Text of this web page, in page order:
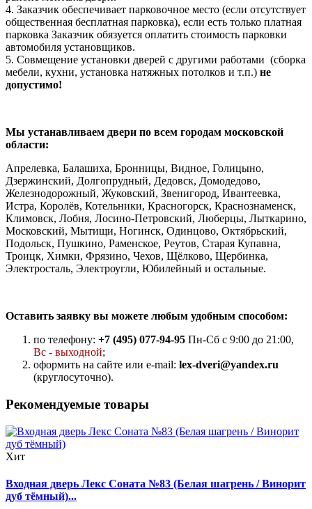
4. Заказчик обеспечивает парковочное место (если отсутствует
общественная бесплатная парковка), если есть только платная
парковка Заказчик обязуется оплатить стоимость парковки
автомобиля установщиков.
5. Совмещение установки дверей с другими работами (сборка
мебели, кухни, установка натяжных потолков и т.п.) не
допустимо!
Мы устанавливаем двери по всем городам московской
области:
Апрелевка, Балашиха, Бронницы, Видное, Голицыно,
Дзержинский, Долгопрудный, Дедовск, Домодедово,
Железнодорожный, Жуковский, Звенигород, Ивантеевка,
Истра, Королёв, Котельники, Красногорск, Краснознаменск,
Климовск, Лобня, Лосино-Петровский, Люберцы, Лыткарино,
Московский, Мытищи, Ногинск, Одинцово, Октябрьский,
Подольск, Пушкино, Раменское, Реутов, Старая Купавна,
Троицк, Химки, Фрязино, Чехов, Щёлково, Щербинка,
Электросталь, Электроугли, Юбилейный и остальные.
Оставить заявку вы можете любым удобным способом:
по телефону: +7 (495) 077-94-95 Пн-Сб с 9:00 до 21:00,
Вс - выходной;
оформить на сайте или e-mail: lex-dveri@yandex.ru
(круглосуточно).
Рекомендуемые товары
Хит
Входная дверь Лекс Соната №83 (Белая шагрень / Винорит
дуб тёмный)...